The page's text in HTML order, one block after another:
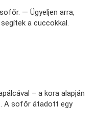
— Ügyeljen arra,
a cuccokkal.
– a kora alapján
A sofőr átadott egy